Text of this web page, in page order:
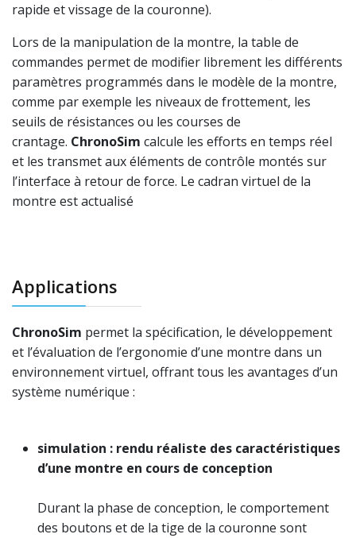
rapide et vissage de la couronne).
Lors de la manipulation de la montre, la table de
commandes permet de modifier librement les différents
paramètres programmés dans le modèle de la montre,
comme par exemple les niveaux de frottement, les
seuils de résistances ou les courses de
crantage. ChronoSim calcule les efforts en temps réel
et les transmet aux éléments de contrôle montés sur
l’interface à retour de force. Le cadran virtuel de la
montre est actualisé
Applications
ChronoSim permet la spécification, le développement
et l’évaluation de l’ergonomie d’une montre dans un
environnement virtuel, offrant tous les avantages d’un
système numérique :
simulation : rendu réaliste des caractéristiques
d’une montre en cours de conception
Durant la phase de conception, le comportement
des boutons et de la tige de la couronne sont